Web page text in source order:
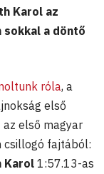
Karol az
a döntő
róla, a
első
első magyar
csillogó fajtából:
Karol 1:57.13-as